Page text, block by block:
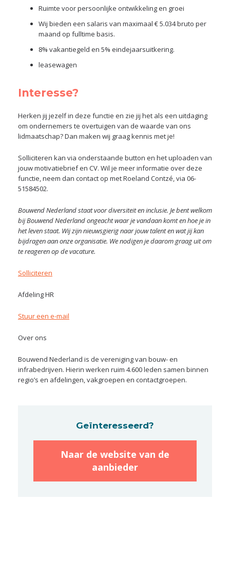
Ruimte voor persoonlijke ontwikkeling en groei
Wij bieden een salaris van maximaal € 5.034 bruto per
maand op fulltime basis.
8% vakantiegeld en 5% eindejaarsuitkering.
leasewagen
Interesse?
Herken jij jezelf in deze functie en zie jij het als een uitdaging
om ondernemers te overtuigen van de waarde van ons
lidmaatschap? Dan maken wij graag kennis met je!
Solliciteren kan via onderstaande button en het uploaden van
jouw motivatiebrief en CV. Wil je meer informatie over deze
functie, neem dan contact op met Roeland Contzé, via 06-
51584502.
Bouwend Nederland staat voor diversiteit en inclusie. Je bent welkom
bij Bouwend Nederland ongeacht waar je vandaan komt en hoe je in
het leven staat. Wij zijn nieuwsgierig naar jouw talent en wat jij kan
bijdragen aan onze organisatie. We nodigen je daarom graag uit om
te reageren op de vacature.
Solliciteren
Afdeling HR
Stuur een e-mail
Over ons
Bouwend Nederland is de vereniging van bouw- en
infrabedrijven. Hierin werken ruim 4.600 leden samen binnen
regio’s en afdelingen, vakgroepen en contactgroepen.
Geïnteresseerd?
Naar de website van de
aanbieder